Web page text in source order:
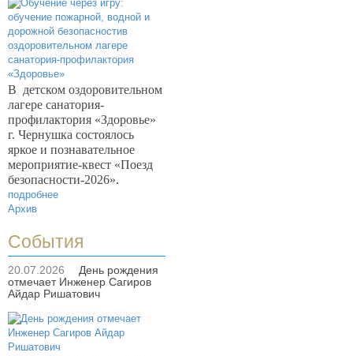
В детском оздоровительном
лагере санатория-
профилактория «Здоровье»
г. Чернушка состоялось
яркое и познавательное
мероприятие-квест «Поезд
безопасности-2026».
подробнее
Архив
События
20.07.2026
День рождения
отмечает Инженер Сагиров
Айдар Ришатович